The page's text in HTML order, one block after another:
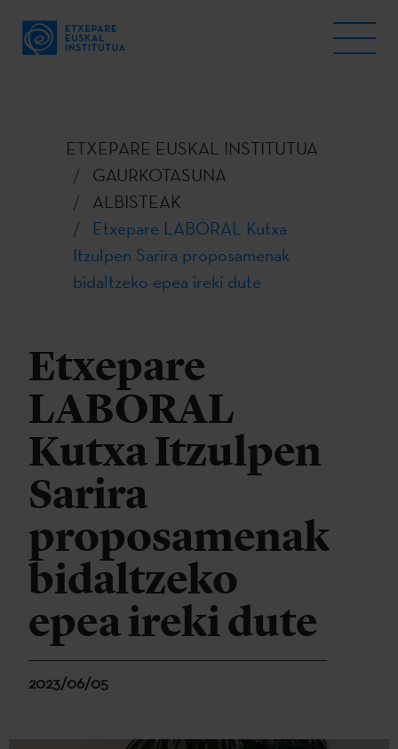
ETXEPARE EUSKAL INSTITUTUA
GAURKOTASUNA
ALBISTEAK
Etxepare LABORAL Kutxa
Itzulpen Sarira proposamenak
bidaltzeko epea ireki dute
Etxepare
LABORAL
Kutxa Itzulpen
Sarira
proposamenak
bidaltzeko
epea ireki dute
2023/06/05